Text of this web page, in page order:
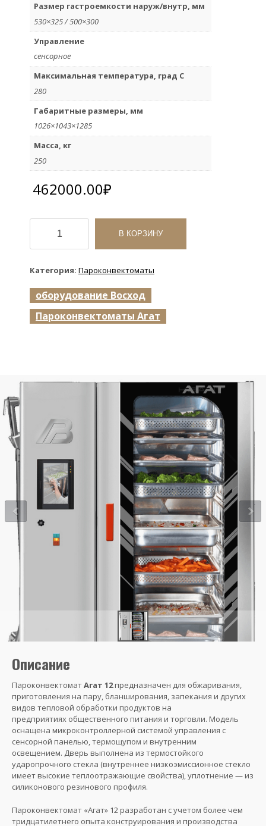
Описание
ПароконвектоматАгат 12предназначен для обжаривания,
приготовления на пару, бланширования, запекания и других
видов тепловой обработки продуктов на
предприятиях общественного питания и торговли. Модель
оснащена микроконтроллерной системой управления с
сенсорной панелью, термощупом и внутренним
освещением. Дверь выполнена из термостойкого
ударопрочного стекла (внутреннее низкоэмиссионное стекло
имеет высокие теплоотражающие свойства), уплотнение — из
силиконового резинового профиля.
Пароконвектомат «Агат» 12 разработан с учетом более чем
тридцатилетнего опыта конструирования и производства
Размер гастроемкости наруж/внутр, мм
530×325 / 500×300
Управление
сенсорное
Максимальная температура, град С
280
Габаритные размеры, мм
1026×1043×1285
Масса, кг
250
462000.00₽
Количество
товара
Пароконвектомат
12
В КОРЗИНУ
Категория: Пароконвектоматы
оборудование Восход
Пароконвектоматы Агат